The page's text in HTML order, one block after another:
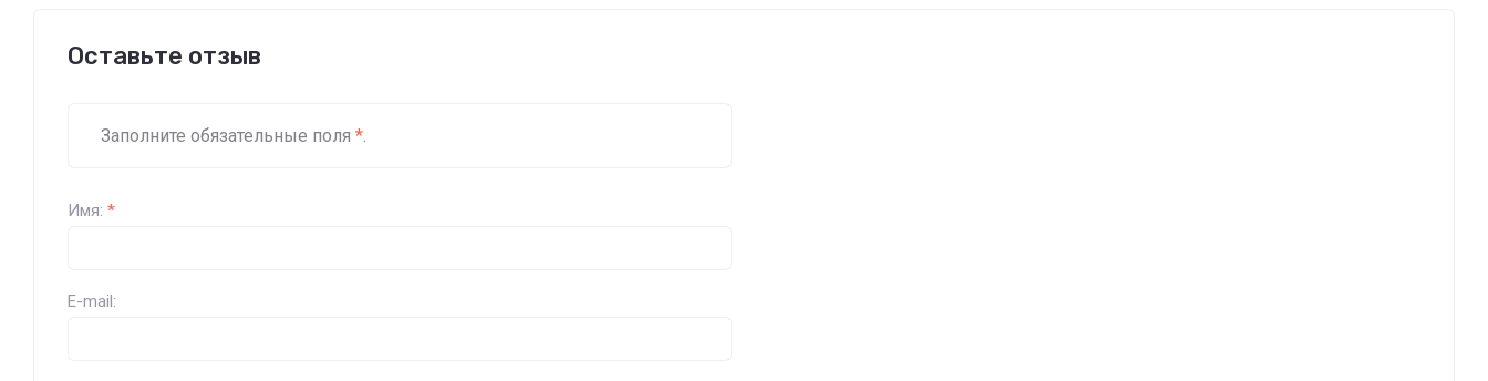
Оставьте отзыв
Заполните обязательные поля *.
Имя: *
E-mail: